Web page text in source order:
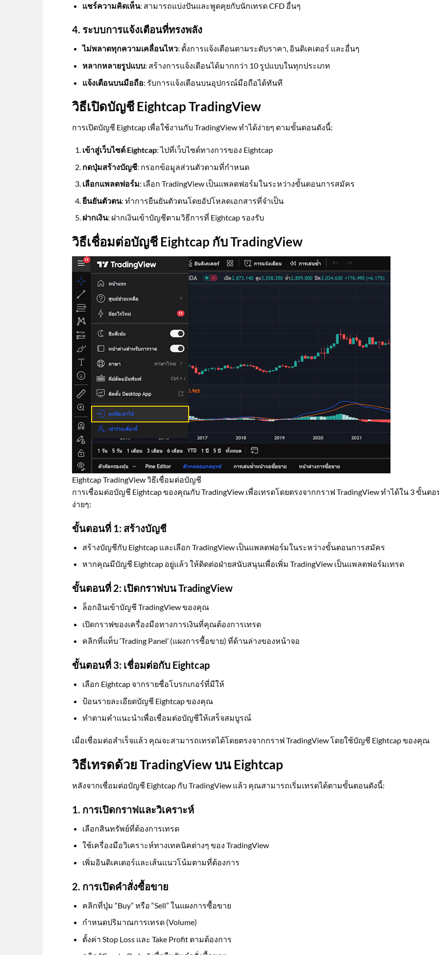
แชร์ความคิดเห็น: สามารถแบ่งปันและพูดคุยกับนักเทรด CFD อื่นๆ
4. ระบบการแจ้งเตือนที่ทรงพลัง
ไม่พลาดทุกความเคลื่อนไหว: ตั้งการแจ้งเตือนตามระดับราคา, อินดิเคเตอร์ และอื่นๆ
หลากหลายรูปแบบ: สร้างการแจ้งเตือนได้มากกว่า 10 รูปแบบในทุกประเภท
แจ้งเตือนบนมือถือ: รับการแจ้งเตือนบนอุปกรณ์มือถือได้ทันที
วิธีเปิดบัญชี Eightcap TradingView
การเปิดบัญชี Eightcap เพื่อใช้งานกับ TradingView ทำได้ง่ายๆ ตามขั้นตอนดังนี้:
เข้าสู่เว็บไซต์ Eightcap: ไปที่เว็บไซต์ทางการของ Eightcap
กดปุ่มสร้างบัญชี: กรอกข้อมูลส่วนตัวตามที่กำหนด
เลือกแพลตฟอร์ม: เลือก TradingView เป็นแพลตฟอร์มในระหว่างขั้นตอนการสมัคร
ยืนยันตัวตน: ทำการยืนยันตัวตนโดยอัปโหลดเอกสารที่จำเป็น
ฝากเงิน: ฝากเงินเข้าบัญชีตามวิธีการที่ Eightcap รองรับ
วิธีเชื่อมต่อบัญชี Eightcap กับ TradingView
Eightcap TradingView วิธีเชื่อมต่อบัญชี
การเชื่อมต่อบัญชี Eightcap ของคุณกับ TradingView เพื่อเทรดโดยตรงจากกราฟ TradingView ทำได้ใน 3 ขั้นตอ
ง่ายๆ:
ขั้นตอนที่ 1: สร้างบัญชี
สร้างบัญชีกับ Eightcap และเลือก TradingView เป็นแพลตฟอร์มในระหว่างขั้นตอนการสมัคร
หากคุณมีบัญชี Eightcap อยู่แล้ว ให้ติดต่อฝ่ายสนับสนุนเพื่อเพิ่ม TradingView เป็นแพลตฟอร์มเทรด
ขั้นตอนที่ 2: เปิดกราฟบน TradingView
ล็อกอินเข้าบัญชี TradingView ของคุณ
เปิดกราฟของเครื่องมือทางการเงินที่คุณต้องการเทรด
คลิกที่แท็บ ‘Trading Panel’ (แผงการซื้อขาย) ที่ด้านล่างของหน้าจอ
ขั้นตอนที่ 3: เชื่อมต่อกับ Eightcap
เลือก Eightcap จากรายชื่อโบรกเกอร์ที่มีให้
ป้อนรายละเอียดบัญชี Eightcap ของคุณ
ทำตามคำแนะนำเพื่อเชื่อมต่อบัญชีให้เสร็จสมบูรณ์
เมื่อเชื่อมต่อสำเร็จแล้ว คุณจะสามารถเทรดได้โดยตรงจากกราฟ TradingView โดยใช้บัญชี Eightcap ของคุณ
วิธีเทรดด้วย TradingView บน Eightcap
หลังจากเชื่อมต่อบัญชี Eightcap กับ TradingView แล้ว คุณสามารถเริ่มเทรดได้ตามขั้นตอนดังนี้:
1. การเปิดกราฟและวิเคราะห์
เลือกสินทรัพย์ที่ต้องการเทรด
ใช้เครื่องมือวิเคราะห์ทางเทคนิคต่างๆ ของ TradingView
เพิ่มอินดิเคเตอร์และเส้นแนวโน้มตามที่ต้องการ
2. การเปิดคำสั่งซื้อขาย
คลิกที่ปุ่ม “Buy” หรือ “Sell” ในแผงการซื้อขาย
กำหนดปริมาณการเทรด (Volume)
ตั้งค่า Stop Loss และ Take Profit ตามต้องการ